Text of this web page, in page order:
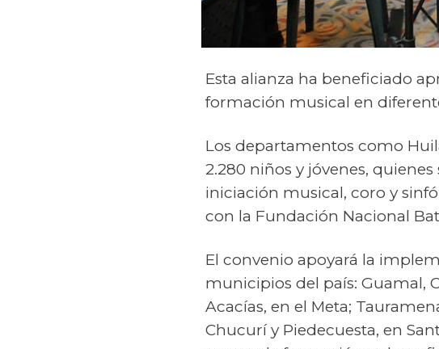
Esta alianza ha beneficiado
formación musical en
Los departamentos como
2.280 niños y jóvenes,
iniciación musical, coro y
con la Fundación Nacional
El convenio apoyará la
municipios del país: Guamal,
Acacías, en el Meta;
Chucurí y Piedecuesta, en